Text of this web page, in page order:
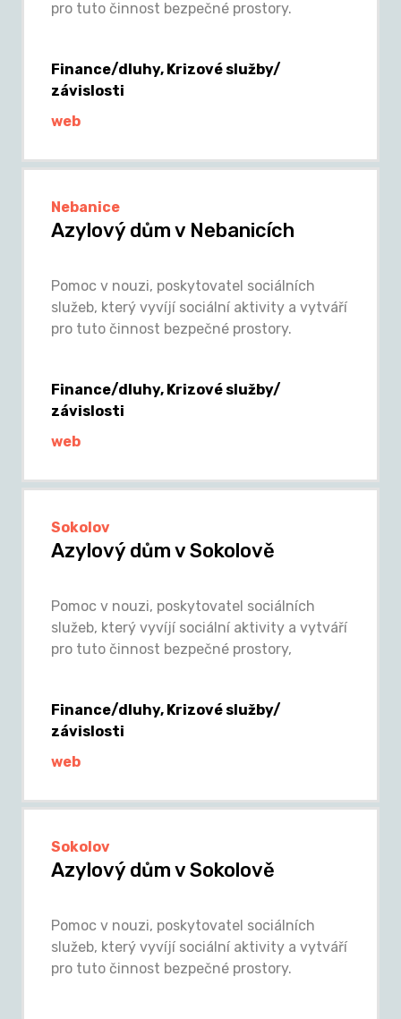
pro tuto činnost bezpečné prostory.
Finance/dluhy, Krizové služby/
závislosti
web
Nebanice
Azylový dům v Nebanicích
Pomoc v nouzi, poskytovatel sociálních
služeb, který vyvíjí sociální aktivity a vytváří
pro tuto činnost bezpečné prostory.
Finance/dluhy, Krizové služby/
závislosti
web
Sokolov
Azylový dům v Sokolově
Pomoc v nouzi, poskytovatel sociálních
služeb, který vyvíjí sociální aktivity a vytváří
pro tuto činnost bezpečné prostory,
Finance/dluhy, Krizové služby/
závislosti
web
Sokolov
Azylový dům v Sokolově
Pomoc v nouzi, poskytovatel sociálních
služeb, který vyvíjí sociální aktivity a vytváří
pro tuto činnost bezpečné prostory.